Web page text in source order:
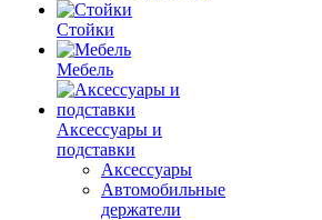
Стойки
Мебель
Аксессуары и
подставки
Аксессуары
Автомобильные
держатели